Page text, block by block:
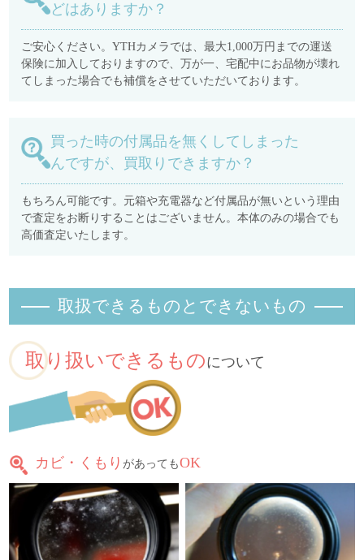
どはありますか？
ご安心ください。YTHカメラでは、最大1,000万円までの運送
保険に加入しておりますので、万が一、宅配中にお品物が壊れ
てしまった場合でも補償をさせていただいております。
買った時の付属品を無くしてしまった
んですが、買取りできますか？
もちろん可能です。元箱や充電器など付属品が無いという理由
で査定をお断りすることはございません。本体のみの場合でも
高価査定いたします。
取扱できるものとできないもの
取り扱いできるものについて
カビ・くもり があってもOK